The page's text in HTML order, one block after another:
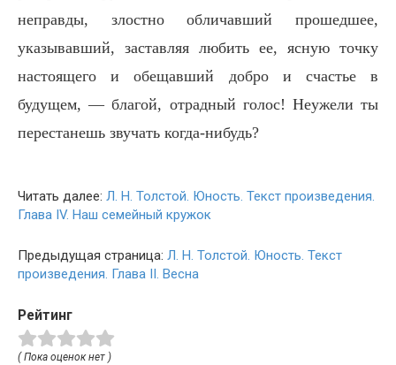
неправды, злостно обличавший прошедшее,
указывавший, заставляя любить ее, ясную точку
настоящего и обещавший добро и счастье в
будущем, — благой, отрадный голос! Неужели ты
перестанешь звучать когда-нибудь?
Читать далее: Л. Н. Толстой. Юность. Текст произведения.
Глава IV. Наш семейный кружок
Предыдущая страница: Л. Н. Толстой. Юность. Текст
произведения. Глава II. Весна
Рейтинг
( Пока оценок нет )